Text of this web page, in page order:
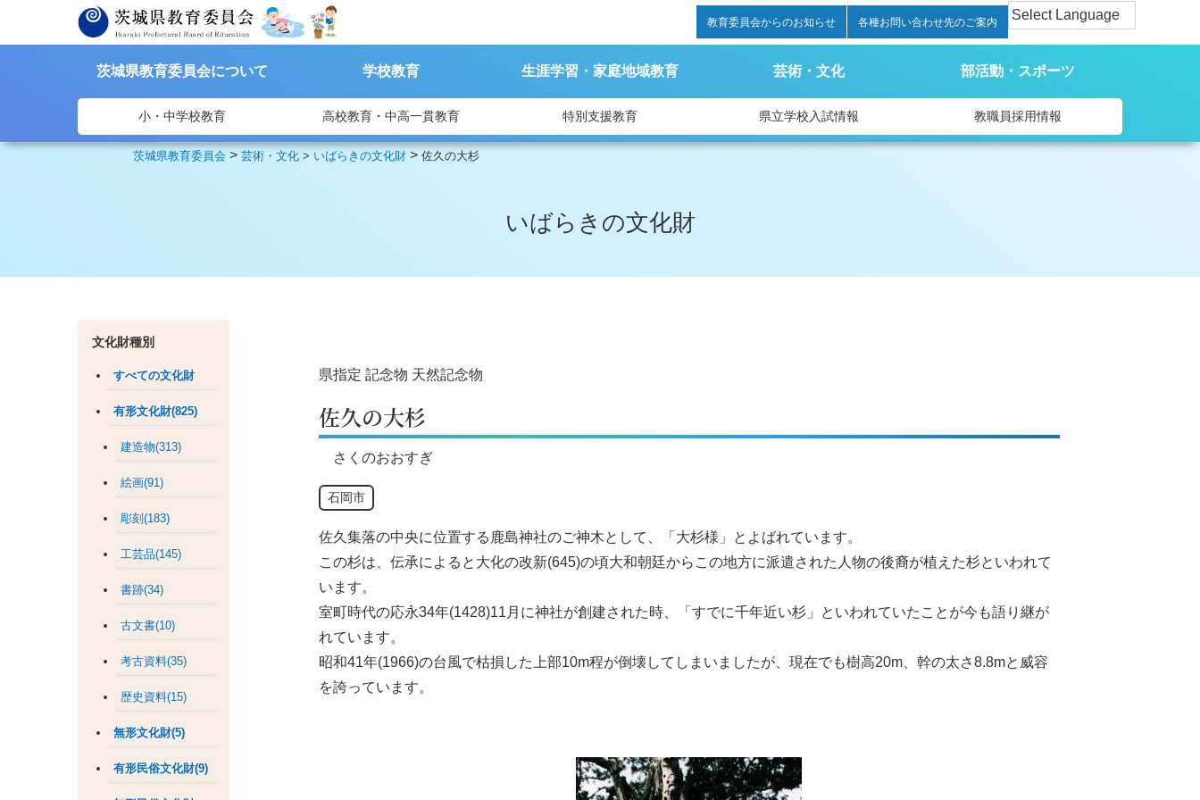
教育委員会からのお知らせ 各種お問い合わせ先のご案内
茨城県教育委員会について 学校教育 生涯学習・家庭地域教育 芸術・文化 部活動・スポーツ
小・中学校教育 高校教育・中高一貫教育 特別支援教育 県立学校入試情報 教職員採用情報
茨城県教育委員会 >芸術・文化 > いばらきの文化財 >佐久の大杉
いばらきの文化財
文化財種別
すべての文化財
有形文化財(825)
建造物(313)
絵画(91)
彫刻(183)
工芸品(145)
書跡(34)
古文書(10)
考古資料(35)
歴史資料(15)
無形文化財(5)
有形民俗文化財(9)
県指定 記念物 天然記念物
佐久の大杉
さくのおおすぎ
石岡市
佐久集落の中央に位置する鹿島神社のご神木として、「大杉様」とよばれています。
この杉は、伝承によると大化の改新(645)の頃大和朝廷からこの地方に派遣された人物の後裔が植えた杉といわれて
います。
室町時代の応永34年(1428)11月に神社が創建された時、「すでに千年近い杉」といわれていたことが今も語り継が
れています。
昭和41年(1966)の台風で枯損した上部10m程が倒壊してしまいましたが、現在でも樹高20m、幹の太さ8.8mと威容
を誇っています。